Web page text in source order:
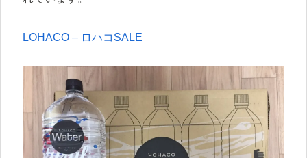
LOHACO – ロハコSALE